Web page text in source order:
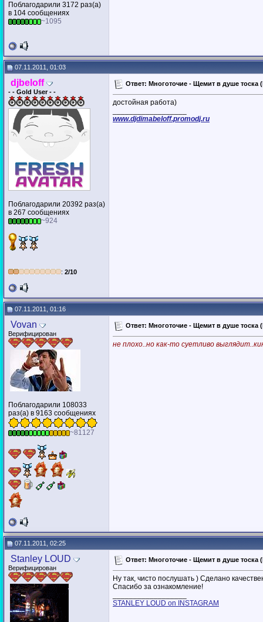
Поблагодарили 3172 раз(а)
в 104 сообщениях
~1095
07.11.2011, 01:03
djbeloff
- - Gold User - -
Поблагодарили 20392 раз(а)
в 267 сообщениях
~924
: 2/10
Ответ: Многоточие - Щемит в душе тоска
достойная работа)
www.djdimabeloff.promodj.ru
07.11.2011, 01:16
Vovan
Верифицирован
Поблагодарили 108033
раз(а) в 9163 сообщениях
~81127
Ответ: Многоточие - Щемит в душе тоска
не плохо..но как-то суетливо
07.11.2011, 02:25
Stanley LOUD
Верифицирован
Ответ: Многоточие - Щемит в душе тоска
Ну так, чисто послушать ) Сделано
Спасибо за ознакомление!
STANLEY LOUD on INSTAGRAM